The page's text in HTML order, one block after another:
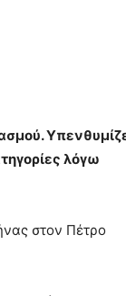
λόγω
στον Πέτρο